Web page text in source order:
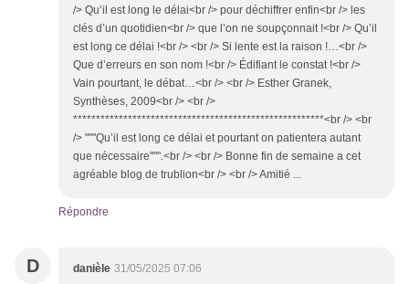
/> Qu’il est long le délai<br /> pour déchiffrer enfin<br /> les
clés d’un quotidien<br /> que l’on ne soupçonnait !<br /> Qu’il
est long ce délai !<br /> <br /> Si lente est la raison !…<br />
Que d’erreurs en son nom !<br /> Édifiant le constat !<br />
Vain pourtant, le débat…<br /> <br /> Esther Granek,
Synthèses, 2009<br /> <br />
*******************************************************<br /> <br
/> """Qu’il est long ce délai et pourtant on patientera autant
que nécessaire""".<br /> <br /> Bonne fin de semaine a cet
agréable blog de trublion<br /> <br /> Amitié ...
Répondre
D danièle 31/05/2025 07:06